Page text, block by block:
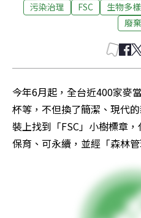
污染治理
FSC 生物多
廢
今年6月起，全台近400家麥
杯等，不但換了簡潔、現代
裝上找到「FSC」小樹標章
保育、可永續，並經「森林